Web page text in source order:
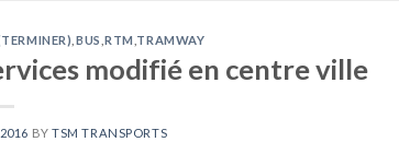
BUS ,RTM TRAMWAY
modifié en centre ville
BYTSM TRANSPORTS